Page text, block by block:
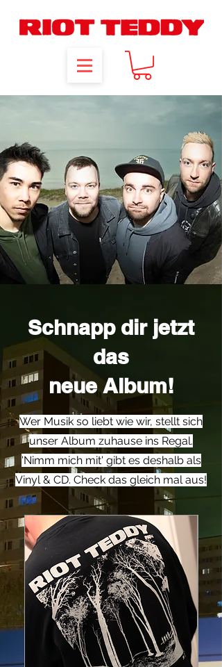
Schnapp dir jetzt
das
neue Album!
Wer Musik so liebt wie wir, stellt sich
unser Album zuhause ins Regal.
'Nimm mich mit' gibt es deshalb als
Vinyl & CD. Check das gleich mal aus!